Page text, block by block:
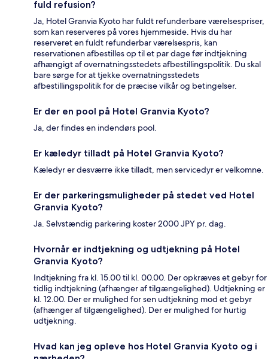
fuld refusion?
Ja, Hotel Granvia Kyoto har fuldt refunderbare værelsespriser,
som kan reserveres på vores hjemmeside. Hvis du har
reserveret en fuldt refunderbar værelsespris, kan
reservationen afbestilles op til et par dage før indtjekning
afhængigt af overnatningsstedets afbestillingspolitik. Du skal
bare sørge for at tjekke overnatningsstedets
afbestillingspolitik for de præcise vilkår og betingelser.
Er der en pool på Hotel Granvia Kyoto?
Ja, der findes en indendørs pool.
Er kæledyr tilladt på Hotel Granvia Kyoto?
Kæledyr er desværre ikke tilladt, men servicedyr er velkomne.
Er der parkeringsmuligheder på stedet ved Hotel
Granvia Kyoto?
Ja. Selvstændig parkering koster 2000 JPY pr. dag.
Hvornår er indtjekning og udtjekning på Hotel
Granvia Kyoto?
Indtjekning fra kl. 15.00 til kl. 00.00. Der opkræves et gebyr for
tidlig indtjekning (afhænger af tilgængelighed). Udtjekning er
kl. 12.00. Der er mulighed for sen udtjekning mod et gebyr
(afhænger af tilgængelighed). Der er mulighed for hurtig
udtjekning.
Hvad kan jeg opleve hos Hotel Granvia Kyoto og i